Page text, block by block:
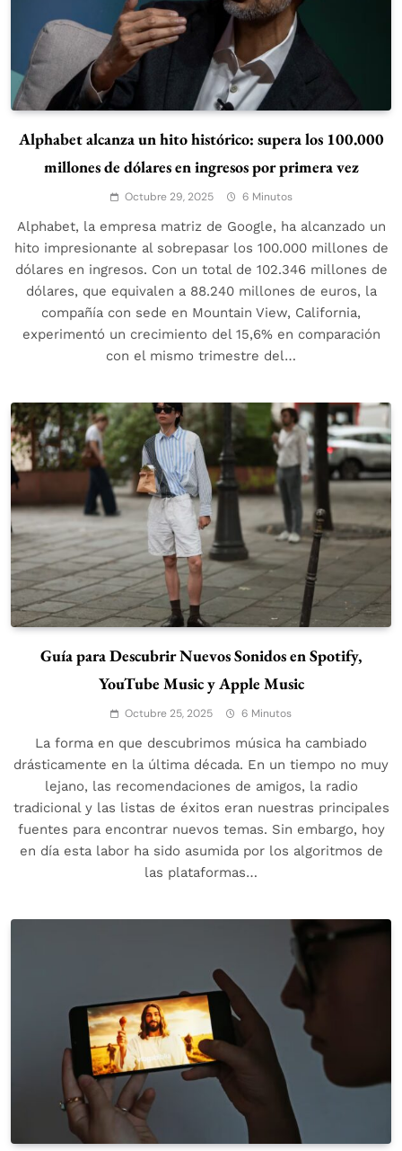
Alphabet alcanza un hito histórico: supera los 100.000
millones de dólares en ingresos por primera vez
Octubre 29, 2025 6 Minutos
Alphabet, la empresa matriz de Google, ha alcanzado un
hito impresionante al sobrepasar los 100.000 millones de
dólares en ingresos. Con un total de 102.346 millones de
dólares, que equivalen a 88.240 millones de euros, la
compañía con sede en Mountain View, California,
experimentó un crecimiento del 15,6% en comparación
con el mismo trimestre del…
Guía para Descubrir Nuevos Sonidos en Spotify,
YouTube Music y Apple Music
Octubre 25, 2025 6 Minutos
La forma en que descubrimos música ha cambiado
drásticamente en la última década. En un tiempo no muy
lejano, las recomendaciones de amigos, la radio
tradicional y las listas de éxitos eran nuestras principales
fuentes para encontrar nuevos temas. Sin embargo, hoy
en día esta labor ha sido asumida por los algoritmos de
las plataformas…